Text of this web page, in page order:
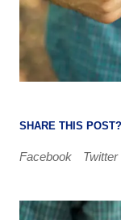
SHARE THIS POST?
Facebook Twitter